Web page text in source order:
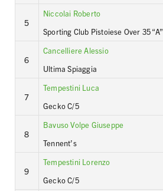
5
Niccolai Roberto
Sporting Club Pistoiese Over 35 “A”
6
Cancelliere Alessio
Ultima Spiaggia
7
Tempestini Luca
Gecko C/5
8
Bavuso Volpe Giuseppe
Tennent’s
9
Tempestini Lorenzo
Gecko C/5